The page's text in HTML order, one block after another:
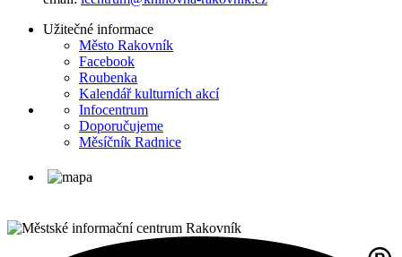
Užitečné informace
Město Rakovník
Facebook
Roubenka
Kalendář kulturních akcí
Infocentrum
Doporučujeme
Měsíčník Radnice